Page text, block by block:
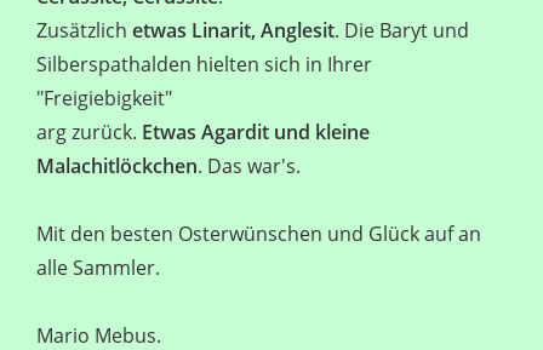
Zusätzlich etwas Linarit, Anglesit. Die Baryt und
Silberspathalden hielten sich in Ihrer
"Freigiebigkeit"
arg zurück. Etwas Agardit und kleine
Malachitlöckchen. Das war's.
Mit den besten Osterwünschen und Glück auf an
alle Sammler.
Mario Mebus.